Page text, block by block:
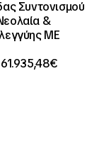
Συντονισμού
&
ΜΕ